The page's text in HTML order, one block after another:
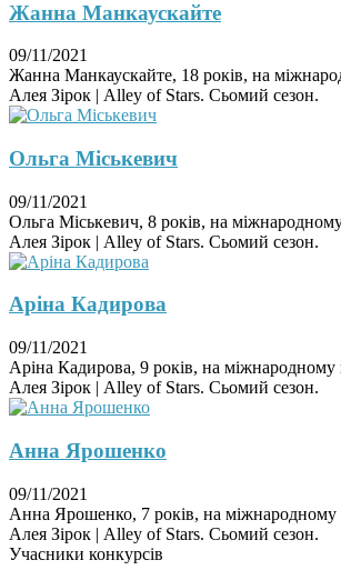
Жанна Манкаускайте
09/11/2021
Жанна Манкаускайте, 18 років, на
Алея Зірок | Alley of Stars. Сьомий сезон.
Ольга Міськевич
09/11/2021
Ольга Міськевич, 8 років, на
Алея Зірок | Alley of Stars. Сьомий сезон.
Аріна Кадирова
09/11/2021
Аріна Кадирова, 9 років, на міжнародному
Алея Зірок | Alley of Stars. Сьомий сезон.
Анна Ярошенко
09/11/2021
Анна Ярошенко, 7 років, на міжнародному
Алея Зірок | Alley of Stars. Сьомий сезон.
Учасники конкурсів